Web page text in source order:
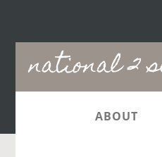
national 2
Main
navigation
ABOUT